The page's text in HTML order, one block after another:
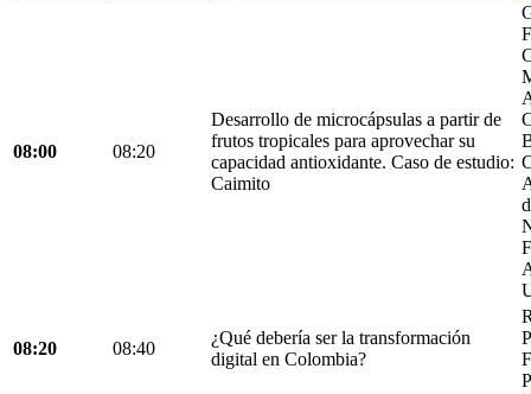
08:00 08:20
Desarrollo de microcápsulas a partir de
frutos tropicales para aprovechar su
capacidad antioxidante. Caso de estudio:
Caimito
08:20 08:40
¿Qué debería ser la transformación
digital en Colombia?